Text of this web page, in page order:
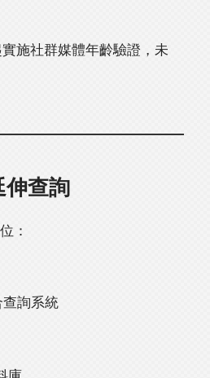
施社群媒體年齡驗證，未
伸查詢
：
詢系統